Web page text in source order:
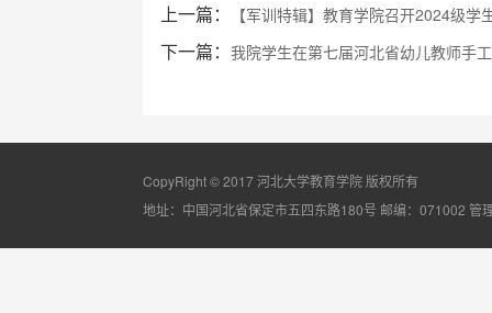
上一篇： 【军训特辑】教育学院召开2024级学
下一篇： 我院学生在第七届河北省幼儿教师手
CopyRight © 2017 河北大学教育学院 版权所有
地址：中国河北省保定市五四东路180号 邮编：071002 管